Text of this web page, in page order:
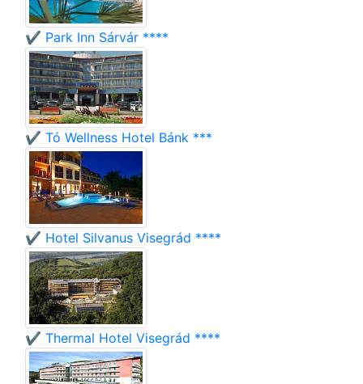
✔️ Park Inn Sárvár ****
✔️ Tó Wellness Hotel Bánk ***
✔️ Hotel Silvanus Visegrád ****
✔️ Thermal Hotel Visegrád ****